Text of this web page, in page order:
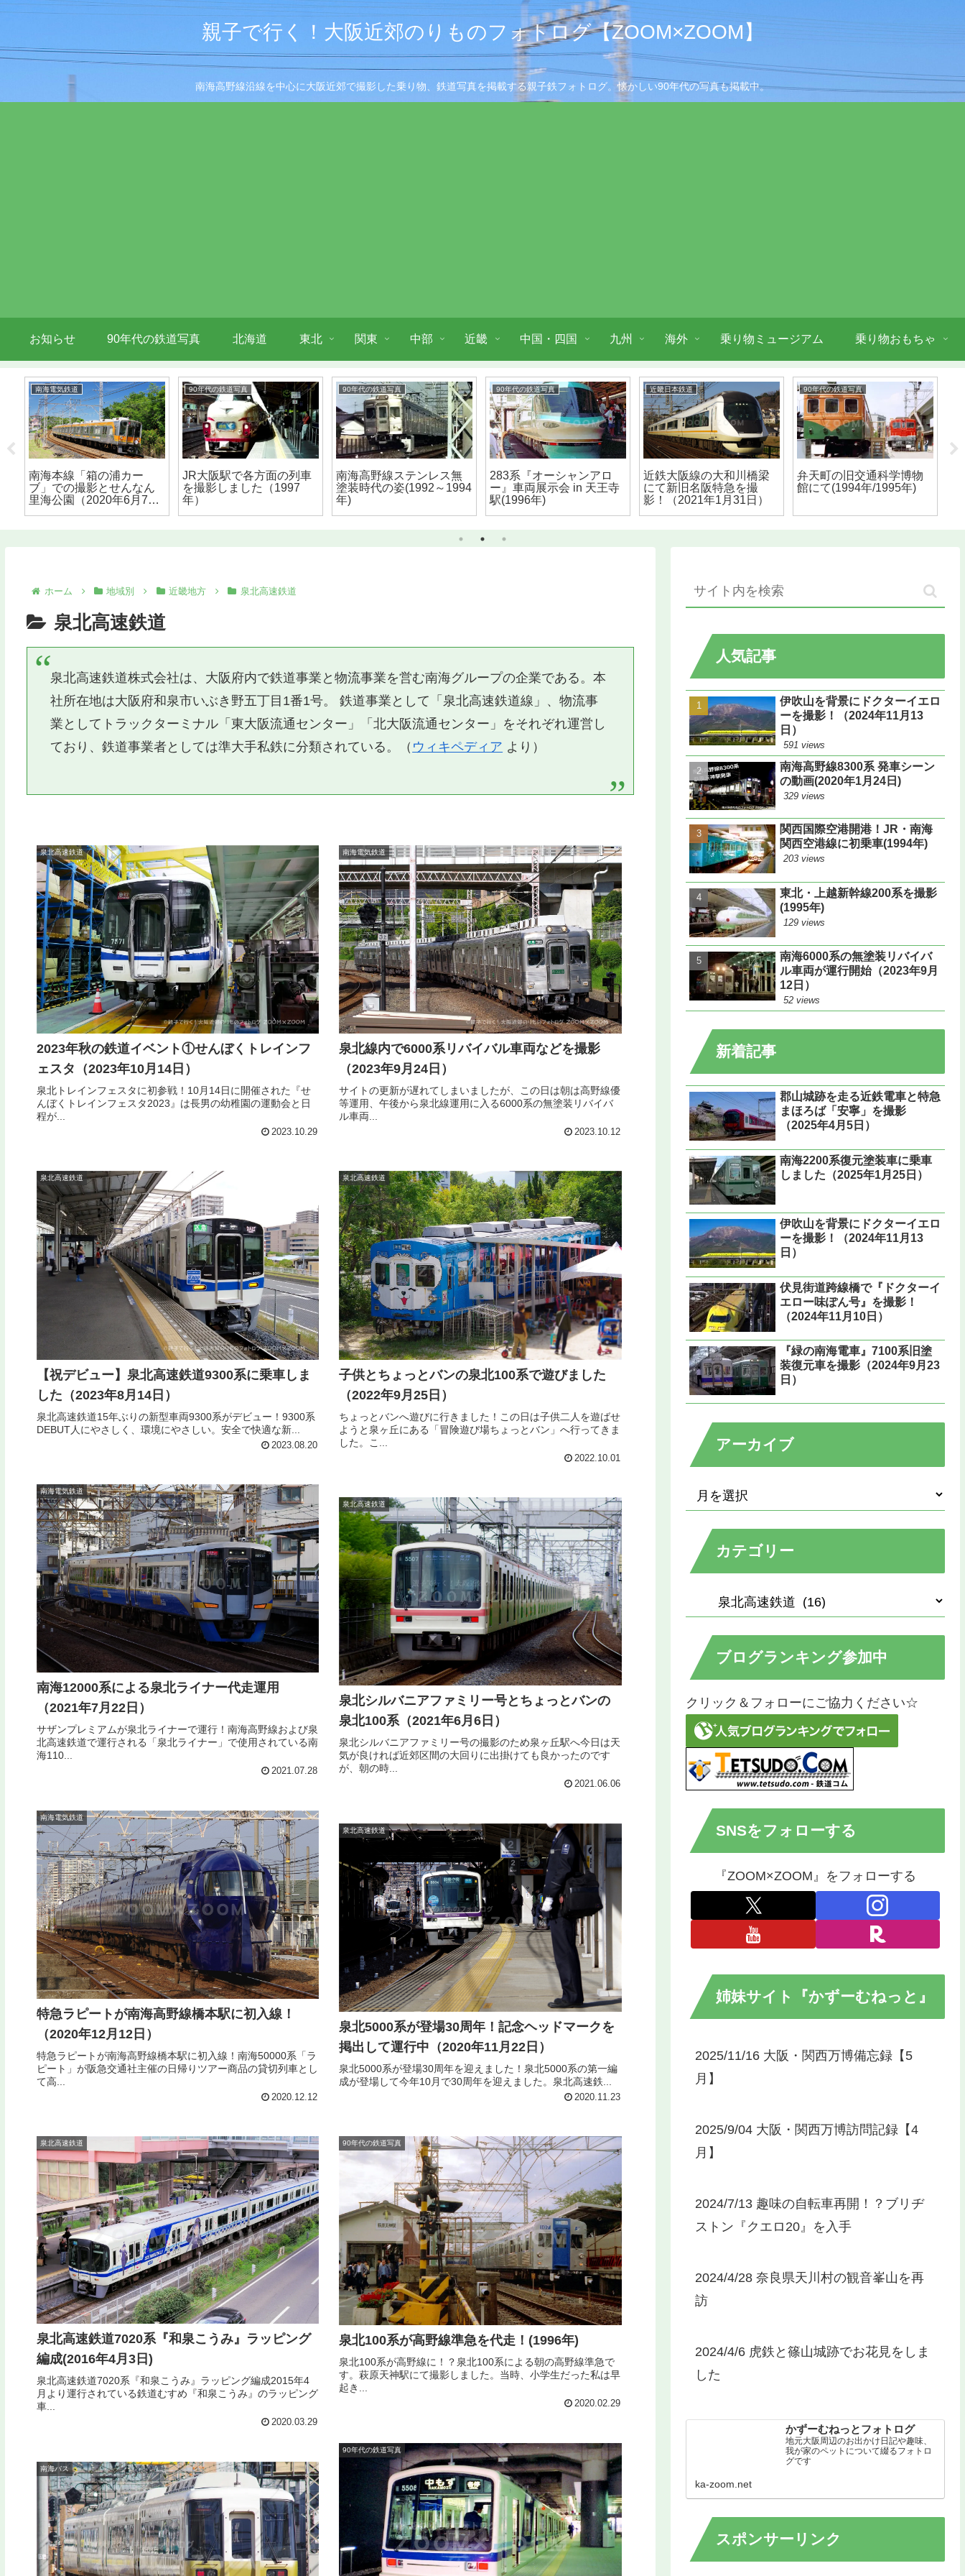
親子で行く！大阪近郊のりものフォトログ【ZOOM×ZOOM】
南海高野線沿線を中心に大阪近郊で撮影した乗り物、鉄道写真を掲載する親子鉄フォトログ。懐かしい90年代の写真も掲載中。
お知らせ 90年代の鉄道写真 北海道 東北 関東 中部 近畿 中国・四国 九州 海外 乗り物ミュージアム 乗り物おもちゃ
南海電気鉄道
南海本線「箱の浦カー
ブ」での撮影とせんなん
里海公園（2020年6月7
90年代の鉄道写真
JR大阪駅で各方面の列車
を撮影しました（1997
年）
90年代の鉄道写真
南海高野線ステンレス無
塗装時代の姿(1992～1994
年)
90年代の鉄道写真
283系『オーシャンアロ
ー』車両展示会 in 天王寺
駅(1996年)
近畿日本鉄道
近鉄大阪線の大和川橋梁
にて新旧名阪特急を撮
影！（2021年1月31日）
90年代の鉄道写真
弁天町の旧交通科学博物
館にて(1994年/1995年)
ホーム 地域別 近畿地方 泉北高速鉄道
泉北高速鉄道
泉北高速鉄道株式会社は、大阪府内で鉄道事業と物流事業を営む南海グループの企業である。本
社所在地は大阪府和泉市いぶき野五丁目1番1号。 鉄道事業として「泉北高速鉄道線」、物流事
業としてトラックターミナル「東大阪流通センター」「北大阪流通センター」をそれぞれ運営し
ており、鉄道事業者としては準大手私鉄に分類されている。（ ウィキペディア より）
泉北高速鉄道
2023年秋の鉄道イベント①せんぼくトレインフ
ェスタ（2023年10月14日）
泉北トレインフェスタに初参戦！10月14日に開催された『せ
んぼくトレインフェスタ2023』は長男の幼稚園の運動会と日
程が...
2023.10.29
南海電気鉄道
泉北線内で6000系リバイバル車両などを撮影
（2023年9月24日）
サイトの更新が遅れてしまいましたが、この日は朝は高野線優
等運用、午後から泉北線運用に入る6000系の無塗装リバイバ
ル車両...
2023.10.12
泉北高速鉄道
【祝デビュー】泉北高速鉄道9300系に乗車しま
した（2023年8月14日）
泉北高速鉄道15年ぶりの新型車両9300系がデビュー！9300系
DEBUT人にやさしく、環境にやさしい。安全で快適な新...
2023.08.20
泉北高速鉄道
子供とちょっとバンの泉北100系で遊びました
（2022年9月25日）
ちょっとバンへ遊びに行きました！この日は子供二人を遊ばせ
ようと泉ヶ丘にある「冒険遊び場ちょっとバン」へ行ってきま
した。こ...
2022.10.01
南海電気鉄道
南海12000系による泉北ライナー代走運用
（2021年7月22日）
サザンプレミアムが泉北ライナーで運行！南海高野線および泉
北高速鉄道で運行される「泉北ライナー」で使用されている南
海110...
2021.07.28
泉北高速鉄道
泉北シルバニアファミリー号とちょっとバンの
泉北100系（2021年6月6日）
泉北シルバニアファミリー号の撮影のため泉ヶ丘駅へ今日は天
気が良ければ近郊区間の大回りに出掛けても良かったのです
が、朝の時...
2021.06.06
南海電気鉄道
特急ラピートが南海高野線橋本駅に初入線！
（2020年12月12日）
特急ラピートが南海高野線橋本駅に初入線！南海50000系「ラ
ピート」が阪急交通社主催の日帰りツアー商品の貸切列車とし
て高...
2020.12.12
泉北高速鉄道
泉北5000系が登場30周年！記念ヘッドマークを
掲出して運行中（2020年11月22日）
泉北5000系が登場30周年を迎えました！泉北5000系の第一編
成が登場して今年10月で30周年を迎えました。泉北高速鉄...
2020.11.23
泉北高速鉄道
泉北高速鉄道7020系『和泉こうみ』ラッピング
編成(2016年4月3日)
泉北高速鉄道7020系『和泉こうみ』ラッピング編成2015年4
月より運行されている鉄道むすめ『和泉こうみ』のラッピング
車...
2020.03.29
90年代の鉄道写真
泉北100系が高野線準急を代走！(1996年)
泉北100系が高野線に！？泉北100系による朝の高野線準急で
す。萩原天神駅にて撮影しました。当時、小学生だった私は早
起き...
2020.02.29
90年代の鉄道写真
南海バス
人気記事
伊吹山を背景にドクターイエロ
ーを撮影！（2024年11月13
日）
591 views
南海高野線8300系 発車シーン
の動画(2020年1月24日)
329 views
関西国際空港開港！JR・南海
関西空港線に初乗車(1994年)
203 views
東北・上越新幹線200系を撮影
(1995年)
129 views
南海6000系の無塗装リバイバ
ル車両が運行開始（2023年9月
12日）
52 views
新着記事
郡山城跡を走る近鉄電車と特急
まほろば「安寧」を撮影
（2025年4月5日）
南海2200系復元塗装車に乗車
しました（2025年1月25日）
伊吹山を背景にドクターイエロ
ーを撮影！（2024年11月13
日）
伏見街道跨線橋で『ドクターイ
エロー味ぽん号』を撮影！
（2024年11月10日）
『緑の南海電車』7100系旧塗
装復元車を撮影（2024年9月23
日）
アーカイブ
カテゴリー
ブログランキング参加中
クリック＆フォローにご協力ください☆
SNSをフォローする
『ZOOM×ZOOM』をフォローする
姉妹サイト『かずーむねっと』
2025/11/16 大阪・関西万博備忘録【5
月】
2025/9/04 大阪・関西万博訪問記録【4
月】
2024/7/13 趣味の自転車再開！？ブリヂ
ストン『クエロ20』を入手
2024/4/28 奈良県天川村の観音峯山を再
訪
2024/4/6 虎鉄と篠山城跡でお花見をしま
した
かずーむねっとフォトログ
地元大阪周辺のお出かけ日記や趣味、
我が家のペットについて綴るフォトロ
グです
ka-zoom.net
スポンサーリンク